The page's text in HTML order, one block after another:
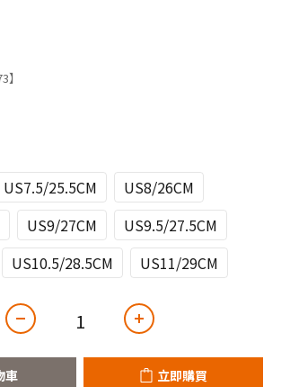
】
US7.5/25.5CM
US8/26CM
US9/27CM
US9.5/27.5CM
US10.5/28.5CM US11/29CM
車 立即購買